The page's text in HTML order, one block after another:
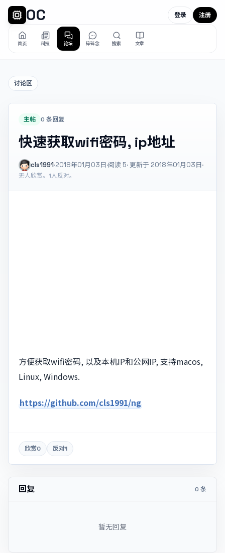
OC
首页 科技 论坛 碎碎念 搜索 文章
登录 注册
讨论区
主帖 0 条回复
快速获取wifi密码, ip地址
cls1991·2018年01月03日·阅读 5· 更新于 2018年01月03日·
无人欣赏。 1人反对。
方便获取wifi密码, 以及本机IP和公网IP, 支持macos,
Linux, Windows.
https://github.com/cls1991/ng
欣赏0 反对1
回复 0 条
暂无回复